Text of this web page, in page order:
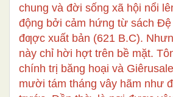
chung và đời sống xã hội nổi
động bởi cảm hứng từ sách
đƣợc xuất bản (621 B.C).
này chỉ hời hợt trên bề mặt.
chính trị băng hoại và
mười tám tháng vây hãm như